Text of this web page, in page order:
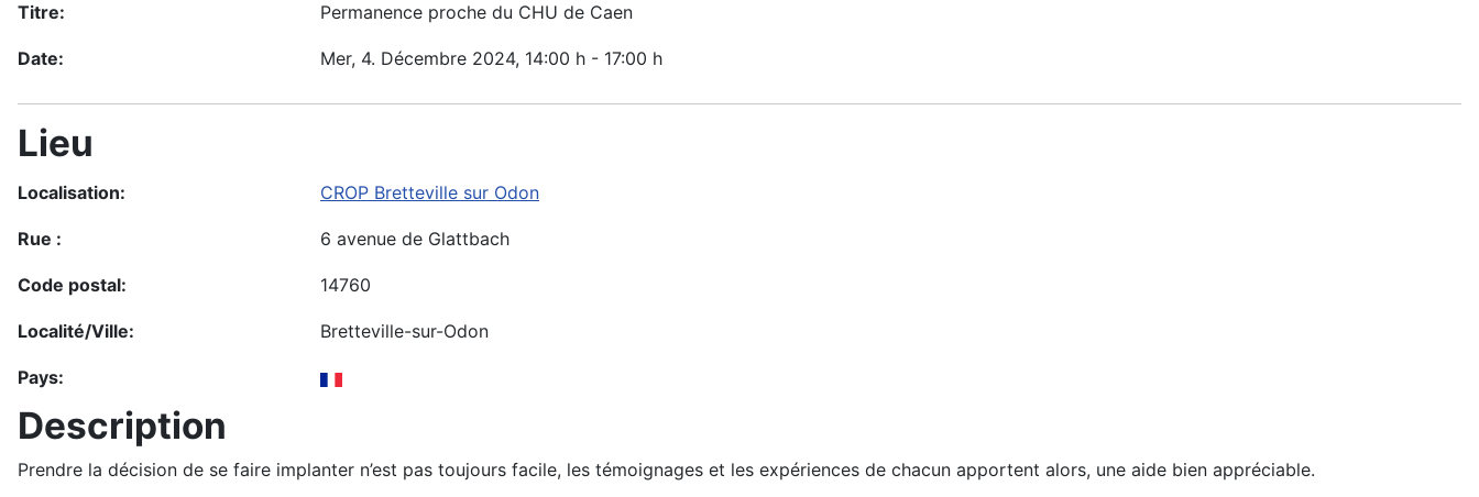
Titre: Permanence proche du CHU de Caen
Date: Mer, 4. Décembre 2024, 14:00 h - 17:00 h
Lieu
Localisation: CROP Bretteville sur Odon
Rue : 6 avenue de Glattbach
Code postal: 14760
Localité/Ville: Bretteville-sur-Odon
Pays:
Description
Prendre la décision de se faire implanter n’est pas toujours facile, les témoignages et les expériences de chacun apportent alors, une aide bien appréciable.